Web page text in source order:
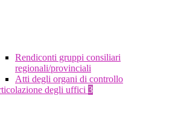
Rendiconti gruppi consiliari
regionali/provinciali
Atti degli organi di controllo
degli uffici 3